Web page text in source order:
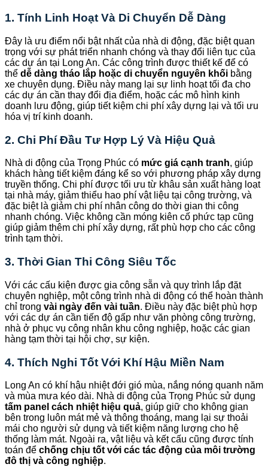
1. Tính Linh Hoạt Và Di Chuyển Dễ Dàng
Đây là ưu điểm nổi bật nhất của nhà di động, đặc biệt quan
trọng với sự phát triển nhanh chóng và thay đổi liên tục của
các dự án tại Long An. Các công trình được thiết kế để có
thể dễ dàng tháo lắp hoặc di chuyển nguyên khối bằng
xe chuyên dụng. Điều này mang lại sự linh hoạt tối đa cho
các dự án cần thay đổi địa điểm, hoặc các mô hình kinh
doanh lưu động, giúp tiết kiệm chi phí xây dựng lại và tối ưu
hóa vị trí kinh doanh.
2. Chi Phí Đầu Tư Hợp Lý Và Hiệu Quả
Nhà di động của Trọng Phúc có mức giá cạnh tranh, giúp
khách hàng tiết kiệm đáng kể so với phương pháp xây dựng
truyền thống. Chi phí được tối ưu từ khâu sản xuất hàng loạt
tại nhà máy, giảm thiểu hao phí vật liệu tại công trường, và
đặc biệt là giảm chi phí nhân công do thời gian thi công
nhanh chóng. Việc không cần móng kiên cố phức tạp cũng
giúp giảm thêm chi phí xây dựng, rất phù hợp cho các công
trình tạm thời.
3. Thời Gian Thi Công Siêu Tốc
Với các cấu kiện được gia công sẵn và quy trình lắp đặt
chuyên nghiệp, một công trình nhà di động có thể hoàn thành
chỉ trong vài ngày đến vài tuần. Điều này đặc biệt phù hợp
với các dự án cần tiến độ gấp như văn phòng công trường,
nhà ở phục vụ công nhân khu công nghiệp, hoặc các gian
hàng tạm thời tại hội chợ, sự kiện.
4. Thích Nghi Tốt Với Khí Hậu Miền Nam
Long An có khí hậu nhiệt đới gió mùa, nắng nóng quanh năm
và mùa mưa kéo dài. Nhà di động của Trọng Phúc sử dụng
tấm panel cách nhiệt hiệu quả, giúp giữ cho không gian
bên trong luôn mát mẻ và thông thoáng, mang lại sự thoải
mái cho người sử dụng và tiết kiệm năng lượng cho hệ
thống làm mát. Ngoài ra, vật liệu và kết cấu cũng được tính
toán để chống chịu tốt với các tác động của môi trường
đô thị và công nghiệp.